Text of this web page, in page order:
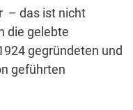
– das ist nicht
die gelebte
gegründeten und
geführten